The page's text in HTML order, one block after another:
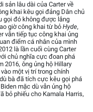
sản lâu dài của Carter về
khai kêu gọi đảng Dân chủ
gọi đó không được lắng
giờ công khai từ bỏ Hyde,
vẫn tiếp tục công khai ủng
điểm cá nhân của mình
là lần cuối cùng Carter
chủ nghĩa cực đoan phá
2016, ông ủng hộ Hillary
một vị trí trong chính
bà đã tích cực kêu gọi phá
mặc dù vẫn ủng hộ
bỏ phiếu cho Kamala Harris,